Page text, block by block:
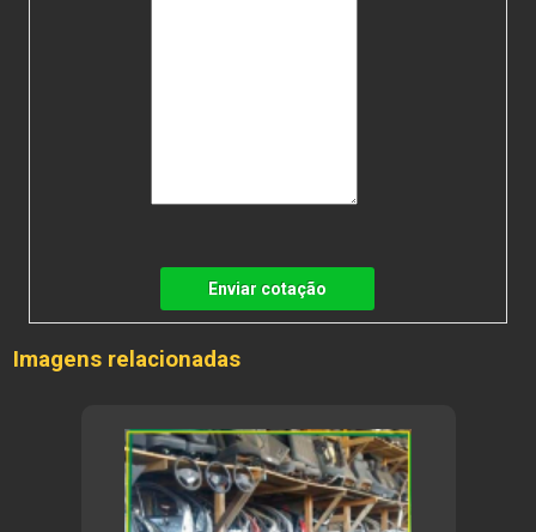
Enviar cotação
Imagens relacionadas